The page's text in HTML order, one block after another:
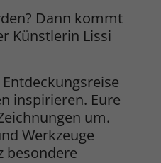
Dann kommt
Künstlerin Lissi
inspirieren. Eure
um.
Werkzeuge
besondere